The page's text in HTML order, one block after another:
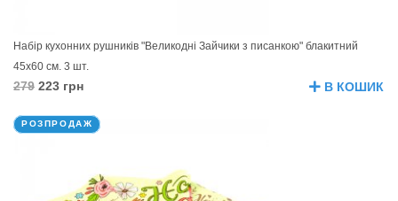
Набір кухонних рушників "Великодні Зайчики з писанкою" блакитний
45х60 см. 3 шт.
279 223 грн В КОШИК
РОЗПРОДАЖ